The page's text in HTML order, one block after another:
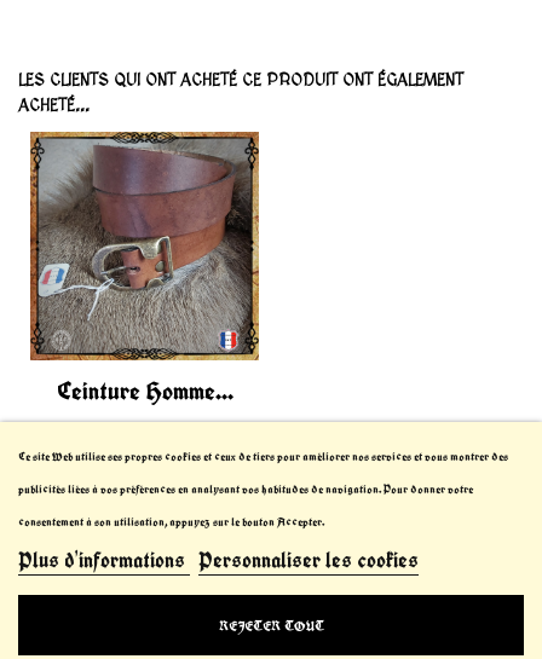
LES CLIENTS QUI ONT ACHETÉ CE PRODUIT ONT ÉGALEMENT
ACHETÉ...
Ceinture Homme...
© 2021-2023 Le Chevalier Thibault™. All Rights
Ce site Web utilise ses propres cookies et ceux de tiers pour améliorer nos services et vous montrer des
publicités liées à vos préférences en analysant vos habitudes de navigation. Pour donner votre
consentement à son utilisation, appuyez sur le bouton Accepter.
Plus d'informations Personnaliser les cookies
REJETER TOUT